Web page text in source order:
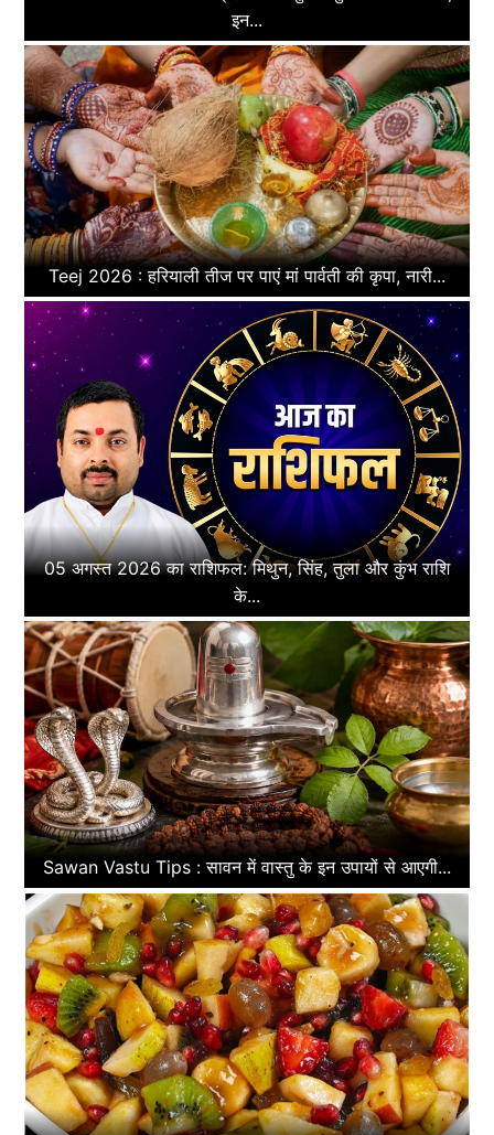
इन...
Teej 2026 : हरियाली तीज पर पाएं मां पार्वती की कृपा, नारी...
05 अगस्त 2026 का राशिफल: मिथुन, सिंह, तुला और कुंभ राशि
के...
Sawan Vastu Tips : सावन में वास्तु के इन उपायों से आएगी...